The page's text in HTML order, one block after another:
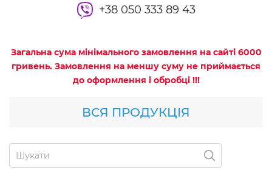
+38 050 333 89 43
Загальна сума мінімального замовлення на сайті 6000
гривень. Замовлення на меншу суму не приймається
до оформлення і обробці !!!
ВСЯ ПРОДУКЦІЯ